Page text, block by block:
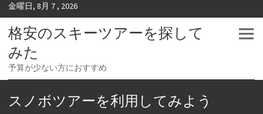
金曜日, 8月 7 , 2026
格安のスキーツアーを探して
みた
予算が少ない方におすすめ
スノボツアーを利用してみよう